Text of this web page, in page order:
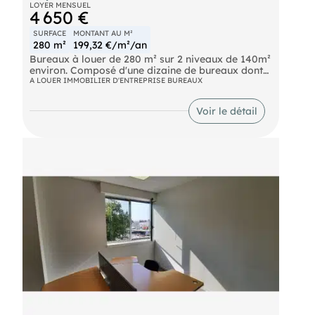
LOYER MENSUEL
4 650 €
SURFACE
280 m²
MONTANT AU M²
199,32 €/m²/an
Bureaux à louer de 280 m² sur 2 niveaux de 140m²
environ. Composé d'une dizaine de bureaux dont
une clim au rdc 2 espaces cuisines Accès PMR
carrefour Contactez nous pour plus d'informations
!
A LOUER IMMOBILIER D'ENTREPRISE BUREAUX
Voir le détail